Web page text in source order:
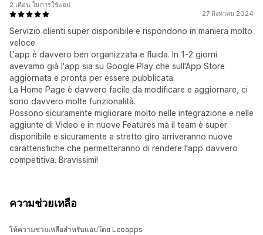
27 สิงหาคม 2024
Servizio clienti super disponibile e rispondono in maniera molto
veloce.
L'app è davvero ben organizzata e fluida. In 1-2 giorni
avevamo già l'app sia su Google Play che sull'App Store
aggiornata e pronta per essere pubblicata.
La Home Page è davvero facile da modificare e aggiornare, ci
sono davvero molte funzionalità.
Possono sicuramente migliorare molto nelle integrazione e nelle
aggiunte di Video e in nuove Features ma il team è super
disponibile e sicuramente a stretto giro arriveranno nuove
caratteristiche che permetteranno di rendere l'app davvero
competitiva. Bravissimi!
2 เดือน ในการใช้แอป
ความช่วยเหลือ
ให้ความช่วยเหลือสำหรับแอปโดย Leoapps